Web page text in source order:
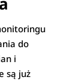
do
i
są już